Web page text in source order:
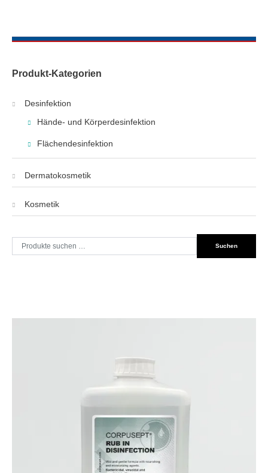
Produkt-Kategorien
Desinfektion
Hände- und Körperdesinfektion
Flächendesinfektion
Dermatokosmetik
Kosmetik
Suche
nach:
Suchen